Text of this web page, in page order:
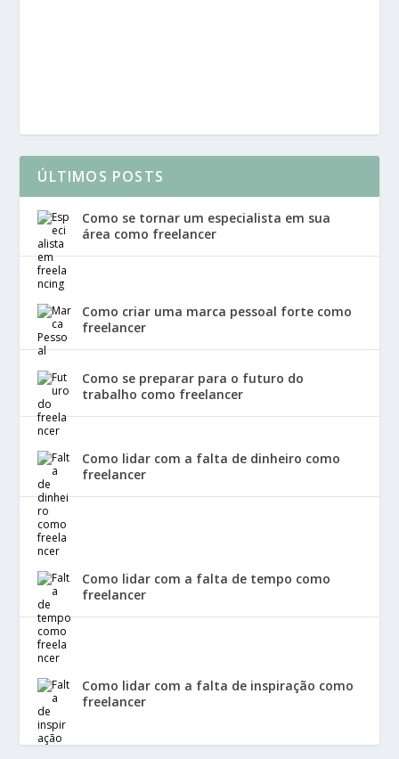
ÚLTIMOS POSTS
Como se tornar um especialista em sua
área como freelancer
Como criar uma marca pessoal forte como
freelancer
Como se preparar para o futuro do
trabalho como freelancer
Como lidar com a falta de dinheiro como
freelancer
Como lidar com a falta de tempo como
freelancer
Como lidar com a falta de inspiração como
freelancer